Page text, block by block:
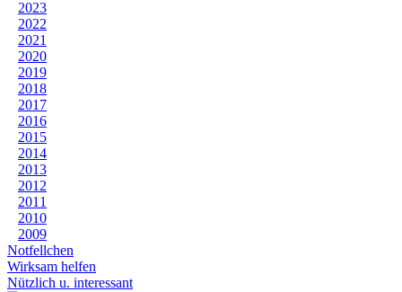
2023
2022
2021
2020
2019
2018
2017
2016
2015
2014
2013
2012
2011
2010
2009
Notfellchen
Wirksam helfen
Nützlich u. interessant